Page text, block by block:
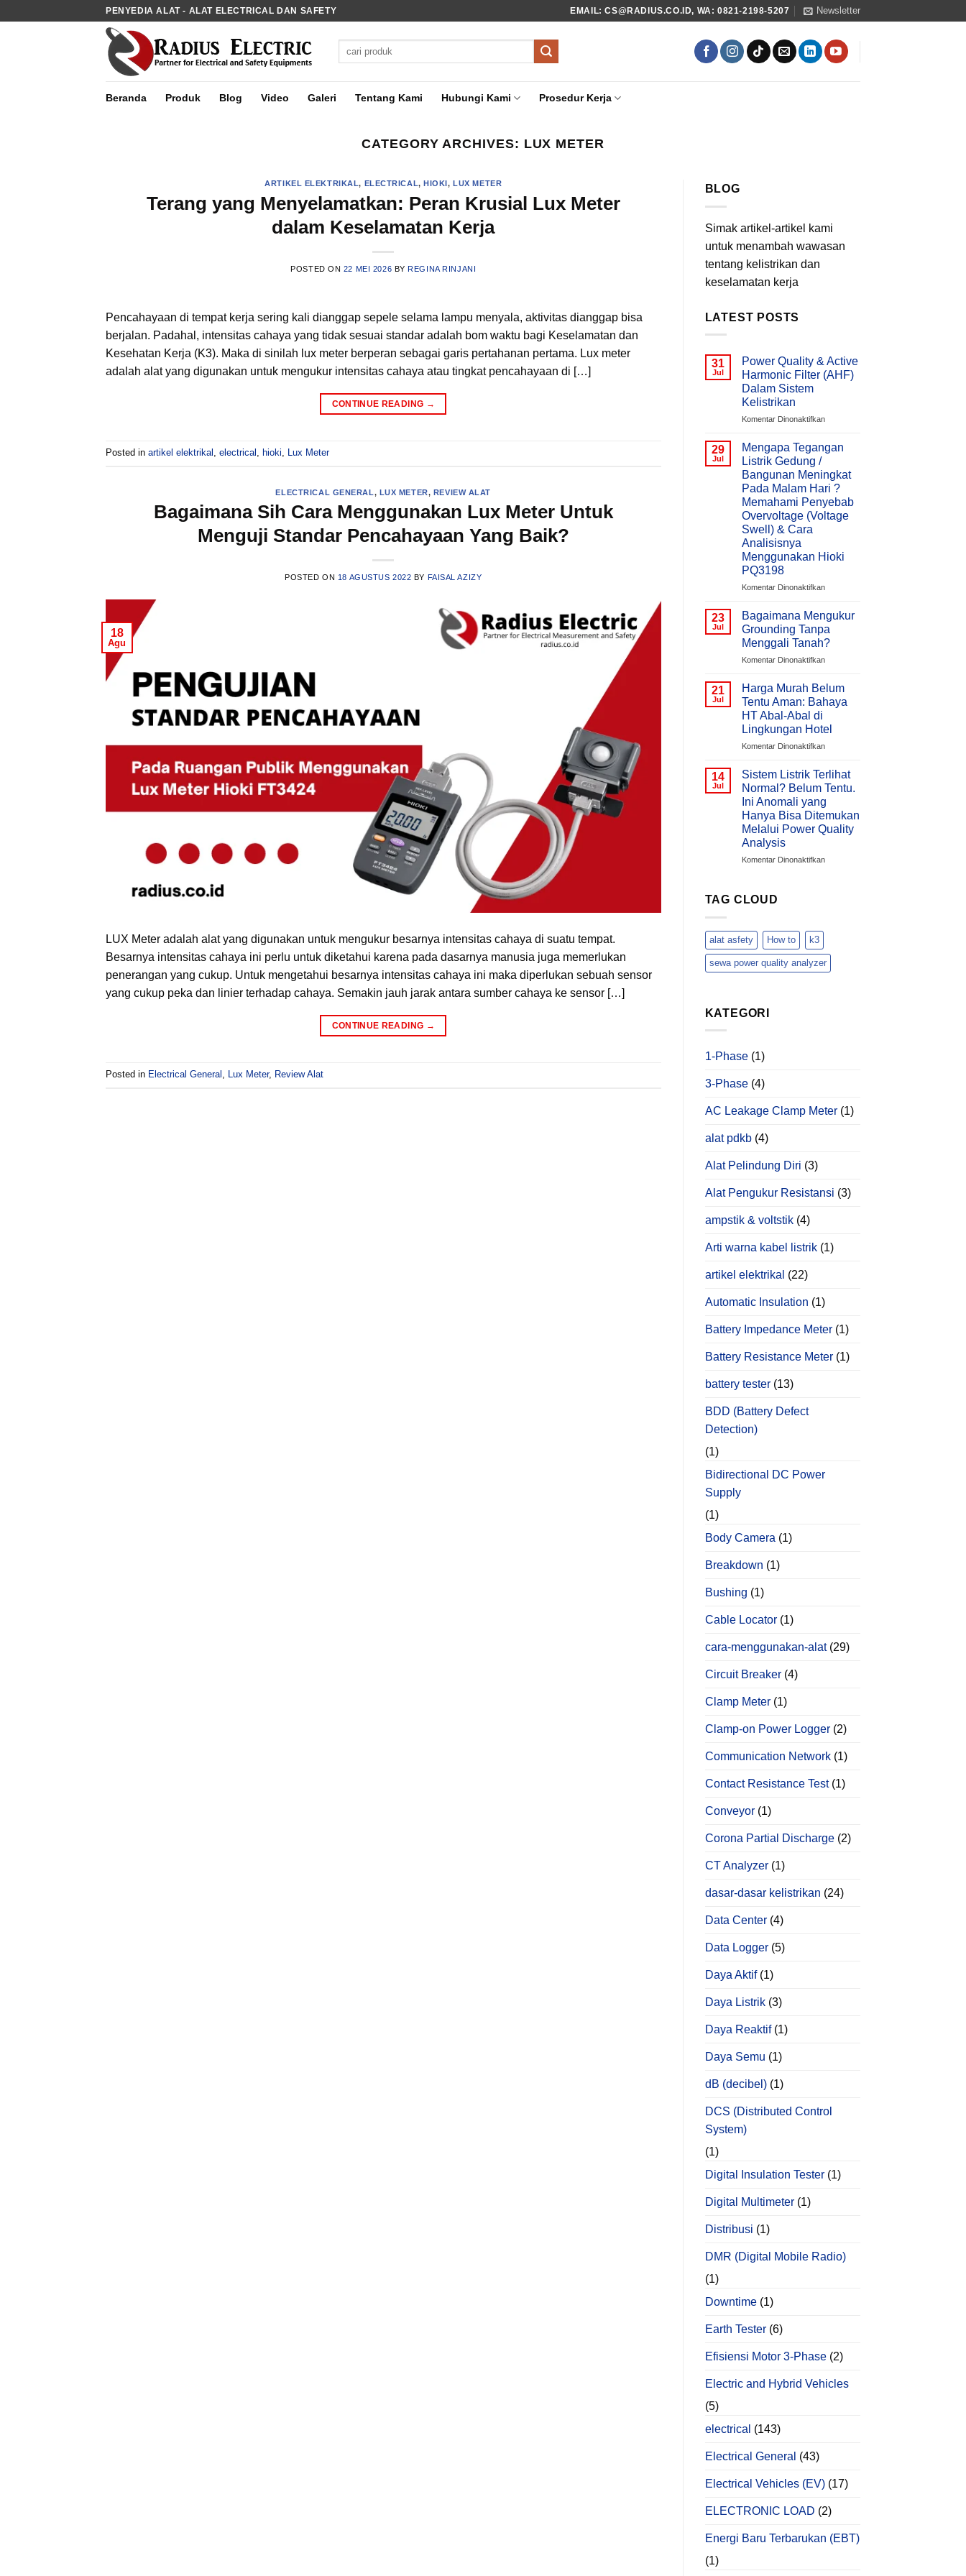
PENYEDIA ALAT - ALAT ELECTRICAL DAN SAFETY EMAIL: CS@RADIUS.CO.ID, WA: 0821-2198-5207 Newsletter
Pencarian
Beranda Produk Blog Video Galeri Tentang Kami Hubungi Kami Prosedur Kerja
CATEGORY ARCHIVES: LUX METER
ARTIKEL ELEKTRIKAL, ELECTRICAL,HIOKI,LUX METER
Terang yang Menyelamatkan: Peran Krusial Lux Meter
dalam Keselamatan Kerja
POSTED ON 22 MEI 2026 BYREGINA RINJANI
Pencahayaan di tempat kerja sering kali dianggap sepele selama lampu menyala, aktivitas dianggap bisa
berjalan. Padahal, intensitas cahaya yang tidak sesuai standar adalah bom waktu bagi Keselamatan dan
Kesehatan Kerja (K3). Maka di sinilah lux meter berperan sebagai garis pertahanan pertama. Lux meter
adalah alat yang digunakan untuk mengukur intensitas cahaya atau tingkat pencahayaan di […]
CONTINUE READING →
Posted in artikel elektrikal , electrical , hioki, Lux Meter
ELECTRICAL GENERAL, LUX METER, REVIEW ALAT
Bagaimana Sih Cara Menggunakan Lux Meter Untuk
Menguji Standar Pencahayaan Yang Baik?
POSTED ON 18 AGUSTUS 2022 BY FAISAL AZIZY
18
Agu
LUX Meter adalah alat yang digunakan untuk mengukur besarnya intensitas cahaya di suatu tempat.
Besarnya intensitas cahaya ini perlu untuk diketahui karena pada dasarnya manusia juga memerlukan
penerangan yang cukup. Untuk mengetahui besarnya intensitas cahaya ini maka diperlukan sebuah sensor
yang cukup peka dan linier terhadap cahaya. Semakin jauh jarak antara sumber cahaya ke sensor […]
CONTINUE READING →
Posted in Electrical General , Lux Meter, Review Alat
BLOG
Simak artikel-artikel kami
untuk menambah wawasan
tentang kelistrikan dan
keselamatan kerja
LATEST POSTS
31
Jul
Power Quality & Active
Harmonic Filter (AHF)
Dalam Sistem
Kelistrikan
Komentar Dinonaktifkanpada
&
Harmonic
Filter
(AHF)
Dalam
29
Jul
Mengapa Tegangan
Listrik Gedung /
Bangunan Meningkat
Pada Malam Hari ?
Memahami Penyebab
Overvoltage (Voltage
Swell) & Cara
Analisisnya
Menggunakan Hioki
PQ3198
Komentar Dinonaktifkanpada
Tegangan
Listrik
Gedung
/
Bangunan
Pada
Malam
Hari
Memahami
Penyebab
(Voltage
Swell)
&
Cara
Analisisnya
Menggunakan
23
Jul
Bagaimana Mengukur
Grounding Tanpa
Menggali Tanah?
Komentar Dinonaktifkanpada
Mengukur
Grounding
Tanpa
Tanah?
21
Jul
Harga Murah Belum
Tentu Aman: Bahaya
HT Abal-Abal di
Lingkungan Hotel
Komentar Dinonaktifkanpada
Murah
Belum
Tentu
Aman:
Bahaya
HT
14
Jul
Sistem Listrik Terlihat
Normal? Belum Tentu.
Ini Anomali yang
Hanya Bisa Ditemukan
Melalui Power Quality
Analysis
Komentar Dinonaktifkanpada
Anomali
yang
TAG CLOUD
alat asfety How to k3
sewa power quality analyzer
KATEGORI
1-Phase(1)
3-Phase(4)
AC Leakage Clamp Meter(1)
alat pdkb(4)
Alat Pelindung Diri (3)
Alat Pengukur Resistansi (3)
ampstik & voltstik(4)
Arti warna kabel listrik(1)
artikel elektrikal (22)
Automatic Insulation (1)
Battery Impedance Meter(1)
Battery Resistance Meter(1)
battery tester(13)
BDD (Battery Defect
Detection)
(1)
Bidirectional DC Power
Supply
(1)
Body Camera (1)
Breakdown (1)
Bushing (1)
Cable Locator(1)
cara-menggunakan-alat(29)
Circuit Breaker(4)
Clamp Meter(1)
Clamp-on Power Logger(2)
Communication Network(1)
Contact Resistance Test(1)
Conveyor(1)
Corona Partial Discharge(2)
CT Analyzer(1)
dasar-dasar kelistrikan (24)
Data Center(4)
Data Logger(5)
Daya Aktif(1)
Daya Listrik(3)
Daya Reaktif(1)
Daya Semu (1)
dB (decibel)(1)
DCS (Distributed Control
System)
(1)
Digital Insulation Tester(1)
Digital Multimeter(1)
Distribusi (1)
DMR (Digital Mobile Radio)
(1)
Downtime(1)
Earth Tester(6)
Efisiensi Motor 3-Phase(2)
Electric and Hybrid Vehicles
(5)
electrical (143)
Electrical General (43)
Electrical Vehicles (EV)(17)
ELECTRONIC LOAD (2)
Energi Baru Terbarukan (EBT)
(1)